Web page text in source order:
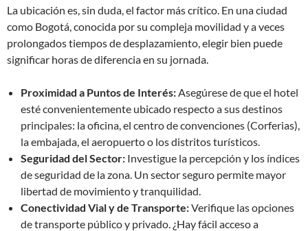
La ubicación es, sin duda, el factor más crítico. En una ciudad
como Bogotá, conocida por su compleja movilidad y a veces
prolongados tiempos de desplazamiento, elegir bien puede
significar horas de diferencia en su jornada.
Proximidad a Puntos de Interés:Asegúrese de que el hotel
esté convenientemente ubicado respecto a sus destinos
principales: la oficina, el centro de convenciones (Corferias),
la embajada, el aeropuerto o los distritos turísticos.
Seguridad del Sector: Investigue la percepción y los índices
de seguridad de la zona. Un sector seguro permite mayor
libertad de movimiento y tranquilidad.
Conectividad Vial y de Transporte:Verifique las opciones
de transporte público y privado. ¿Hay fácil acceso a